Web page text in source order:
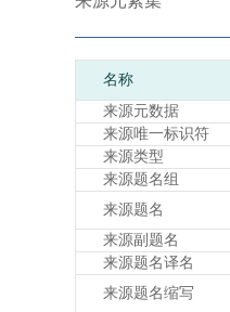
名称
来源元数据
来源唯一标识符
来源类型
来源题名组
来源题名
来源副题名
来源题名译名
来源题名缩写